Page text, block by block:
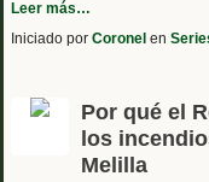
Leer más…
Iniciado por Coronel en
Por qué el
los
Melilla